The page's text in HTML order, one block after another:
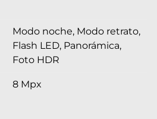
Modo noche, Modo retrato,
Flash LED, Panorámica,
Foto HDR
8 Mpx